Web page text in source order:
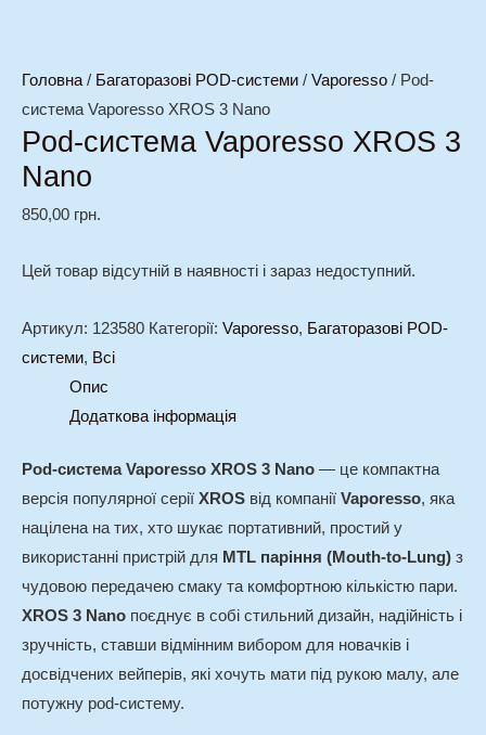
Головна/ Багаторазові POD-системи / Vaporesso / Pod-
система Vaporesso XROS 3 Nano
Pod-система Vaporesso XROS 3
Nano
850,00 грн.
Цей товар відсутній в наявності і зараз недоступний.
Артикул: 123580 Категорії: Vaporesso, Багаторазові POD-
системи, Всі
Опис
Додаткова інформація
Pod-система Vaporesso XROS 3 Nano — це компактна
версія популярної серії XROS від компанії Vaporesso, яка
націлена на тих, хто шукає портативний, простий у
використанні пристрій для MTL паріння (Mouth-to-Lung) з
чудовою передачею смаку та комфортною кількістю пари.
XROS 3 Nano поєднує в собі стильний дизайн, надійність і
зручність, ставши відмінним вибором для новачків і
досвідчених вейперів, які хочуть мати під рукою малу, але
потужну pod-систему.